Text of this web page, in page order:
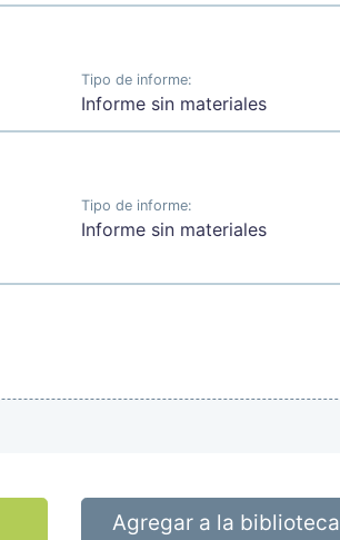
Tipo de informe:
Informe sin materiales
Tipo de informe:
Informe sin materiales
Agregar a la biblioteca